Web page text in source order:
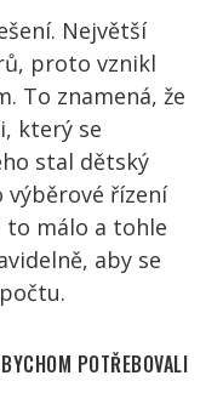
Největší
, proto vznikl
To znamená, že
, který se
stal dětský
výběrové řízení
to málo a tohle
aby se
BYCHOM POTŘEBOVALI